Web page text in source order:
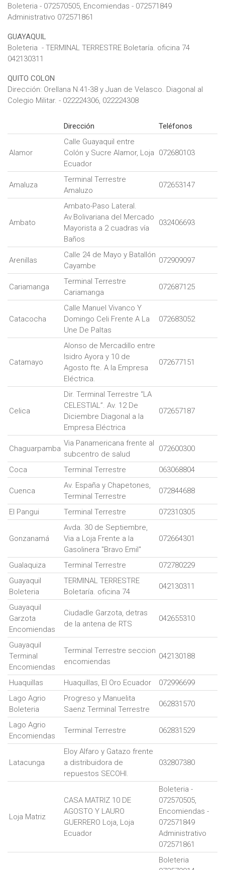
Boleteria - 072570505, Encomiendas - 072571849
Administrativo 072571861
GUAYAQUIL
Boleteria - TERMINAL TERRESTRE Boletaría. oficina 74
042130311
QUITO COLON
Dirección: Orellana N.41-38 y Juan de Velasco. Diagonal al
Colegio Militar. - 022224306, 022224308
Dirección Teléfonos
Alamor
Calle Guayaquil entre
Colón y Sucre Alamor, Loja
Ecuador
072680103
Amaluza
Terminal Terrestre
Amaluzo
072653147
Ambato
Ambato-Paso Lateral.
Av.Bolivariana del Mercado
Mayorista a 2 cuadras vía
Baños
032406693
Arenillas
Calle 24 de Mayo y Batallón
Cayambe
072909097
Cariamanga
Terminal Terrestre
Cariamanga
072687125
Catacocha
Calle Manuel Vivanco Y
Domingo Celi Frente A La
Une De Paltas
072683052
Catamayo
Alonso de Mercadillo entre
Isidro Ayora y 10 de
Agosto fte. A la Empresa
Eléctrica.
072677151
Celica
Dir. Terminal Terrestre “LA
CELESTIAL”. Av. 12 De
Diciembre Diagonal a la
Empresa Eléctrica
072657187
Chaguarpamba
Via Panamericana frente al
subcentro de salud
072600300
Coca Terminal Terrestre 063068804
Cuenca
Av. España y Chapetones,
Terminal Terrestre
072844688
El Pangui Terminal Terrestre 072310305
Gonzanamá
Avda. 30 de Septiembre,
Via a Loja Frente a la
Gasolinera "Bravo Emil"
072664301
Gualaquiza Terminal Terrestre
072780229
Guayaquil
Boleteria
TERMINAL TERRESTRE
Boletaría. oficina 74
042130311
Guayaquil
Garzota
Encomiendas
Ciudadle Garzota, detras
de la antena de RTS
042655310
Guayaquil
Terminal
Encomiendas
Terminal Terrestre seccion
encomiendas
042130188
Huaquillas Huaquillas, El Oro Ecuador
072996699
Lago Agrio
Boleteria
Progreso y Manuelita
Saenz Terminal Terrestre
062831570
Lago Agrio
Encomiendas
Terminal Terrestre 062831529
Latacunga
Eloy Alfaro y Gatazo frente
a distribuidora de
repuestos SECOHI.
032807380
Loja Matriz
CASA MATRIZ 10 DE
AGOSTO Y LAURO
GUERRERO Loja, Loja
Ecuador
Boleteria -
072570505,
Encomiendas -
072571849
Administrativo
072571861
Boleteria